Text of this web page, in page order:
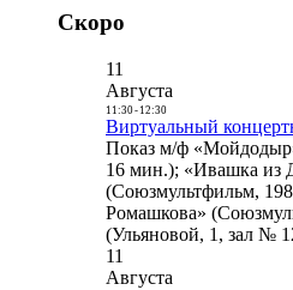
Скоро
11
Августа
11:30- 12:30
Виртуальный
Показ м/ф
16 мин.); «Ивашка из
(Союзмультфильм,
Ромашкова»
(Ульяновой, 1, зал №
11
Августа